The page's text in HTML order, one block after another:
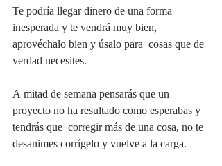
Te podría llegar dinero de una forma
inesperada y te vendrá muy bien,
aprovéchalo bien y úsalo para  cosas que de
verdad necesites.
A mitad de semana pensarás que un
proyecto no ha resultado como esperabas y
tendrás que  corregir más de una cosa, no te
desanimes corrígelo y vuelve a la carga.